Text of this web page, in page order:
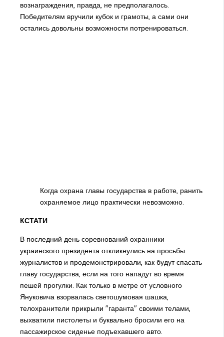
вознаграждения, правда, не предполагалось.
Победителям вручили кубок и грамоты, а сами они
остались довольны возможности потренироваться.
Когда охрана главы государства в работе, ранить
охраняемое лицо практически невозможно.
КСТАТИ
В последний день соревнований охранники
украинского президента откликнулись на просьбы
журналистов и продемонстрировали, как будут спасать
главу государства, если на того нападут во время
пешей прогулки. Как только в метре от условного
Януковича взорвалась светошумовая шашка,
телохранители прикрыли "гаранта" своими телами,
выхватили пистолеты и буквально бросили его на
пассажирское сиденье подъехавшего авто.